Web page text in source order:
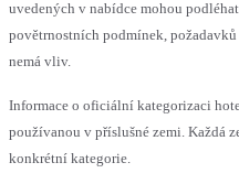
uvedených v nabídce mohou
povětrnostních podmínek,
nemá vliv.
Informace o oficiální kategorizaci
používanou v příslušné zemi. Každá
konkrétní kategorie.